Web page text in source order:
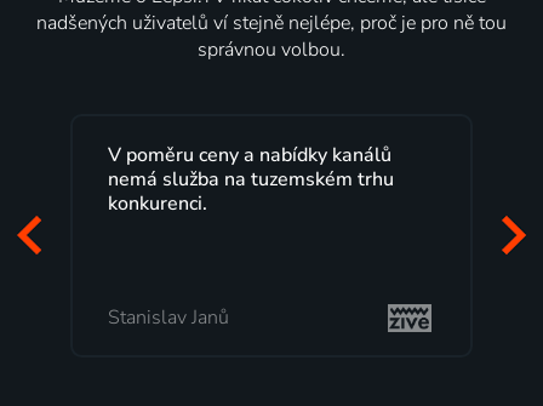
nadšených uživatelů ví stejně nejlépe, proč je pro ně tou
správnou volbou.
Lepší.TV sleduji už několik let s
maximální spokojeností. Velký výběr
programů a nemuset běžet k TV na
Milada Tomešová